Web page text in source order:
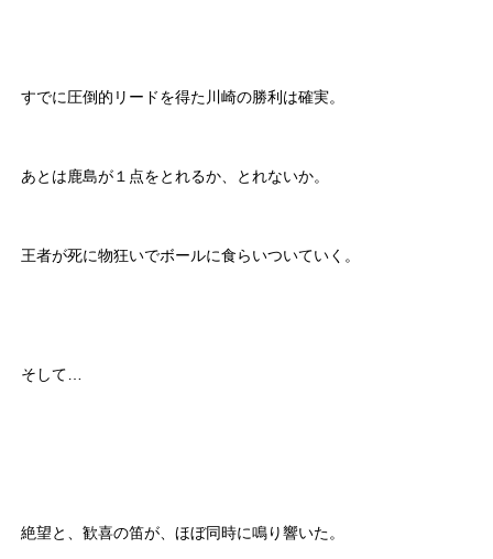
すでに圧倒的リードを得た川崎の勝利は確実。
あとは鹿島が１点をとれるか、とれないか。
王者が死に物狂いでボールに食らいついていく。
そして…
絶望と、歓喜の笛が、ほぼ同時に鳴り響いた。